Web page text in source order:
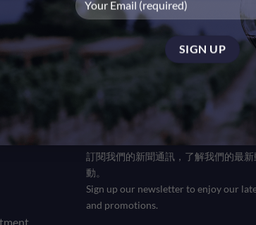
Taittinger Sec Nocturne
Rose City Lights NV
Taittinger Prestige Rose
Brut NV
450.00 Original
price
was:
$450.00.
$398.00
訂閱優惠信息 NEWSLETTER
訂閱我們的新聞通訊，了解我們的最
動。
Sign up our newsletter to enjoy our
and promotions.